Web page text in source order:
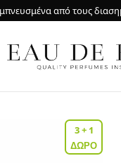
από τους
3 + 1
ΔΩΡΟ